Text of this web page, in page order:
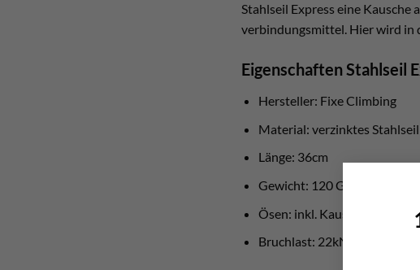
Stahlseil Express eine Kausche
verbindungsmittel. Hier wird in
Eigenschaften Stahlseil
Hersteller: Fixe Climbing
Material: verzinktes
Länge: 36cm
Gewicht: 120 Gramm
Ösen: inkl. Kausche
Bruchlast: 22kN